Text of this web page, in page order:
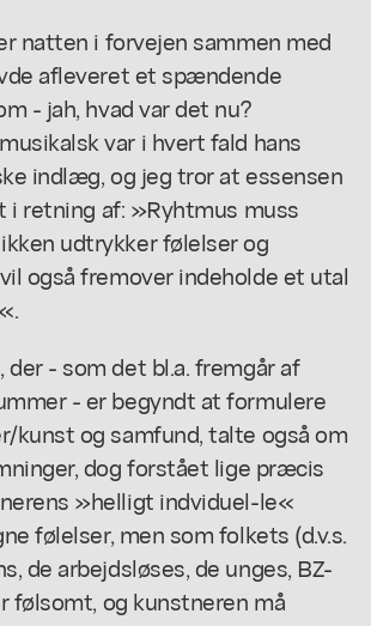
natten i forvejen sammen med
afleveret et spændende
- jah, hvad var det nu?
var i hvert fald hans
indlæg, og jeg tror at essensen
i retning af: »Ryhtmus muss
udtrykker følelser og
også fremover indeholde et utal
der - som det bl.a. fremgår af
- er begyndt at formulere
kunst og samfund, talte også om
dog forstået lige præcis
»helligt indviduel-le«
følelser, men som folkets (d.v.s.
de arbejdsløses, de unges, BZ-
følsomt, og kunstneren må